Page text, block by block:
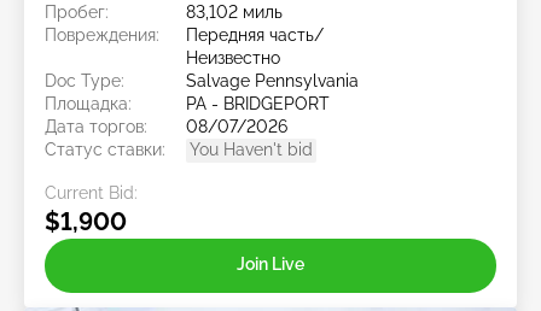
Пробег:
83,102 миль
Повреждения:
Передняя часть/
Неизвестно
Doc Type:
Salvage Pennsylvania
Площадка:
PA - BRIDGEPORT
Дата торгов:
08/07/2026
Статус ставки:
You Haven't bid
Current Bid:
$1,900
Join Live